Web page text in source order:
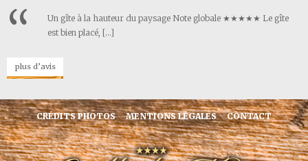
Un gîte à la hauteur du paysage Note globale ★★★★★ Le gîte
est bien placé, […]
plus d’avis
CRÉDITS PHOTOS MENTIONS LÉGALES CONTACT